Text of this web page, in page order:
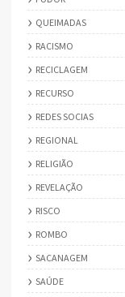
QUEIMADAS
RACISMO
RECICLAGEM
RECURSO
REDES SOCIAS
REGIONAL
RELIGIÃO
REVELAÇÃO
RISCO
ROMBO
SACANAGEM
SAÚDE